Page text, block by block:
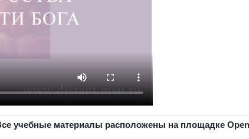
учебные материалы расположены на площадке